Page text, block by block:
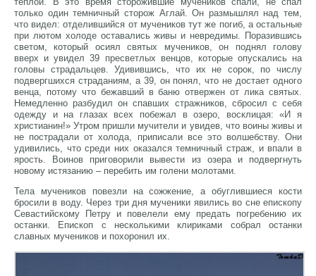
только один темничный сторож Аглай. Он размышлял над тем,
что видел: отделившийся от мучеников тут же погиб, а остальные
при лютом холоде оставались живы и невредимы. Поразившись
светом, который осиял святых мучеников, он поднял голову
вверх и увидел 39 пресветлых венцов, которые опускались на
головы страдальцев. Удивившись, что их не сорок, по числу
подвергшихся страданиям, а 39, он понял, что не достает одного
венца, потому что бежавший в баню отвержен от лика святых.
Немедленно разбудил он спавших стражников, сбросил с себя
одежду и на глазах всех побежал в озеро, восклицая: «И я
христианин!» Утром пришли мучители и увидев, что воины живы и
не пострадали от холода, приписали все это волшебству. Они
удивились, что среди них оказался темничный страж, и впали в
ярость. Воинов приговорили вывести из озера и подвергнуть
новому истязанию – перебить им голени молотами.
Тела мучеников повезли на сожжение, а обуглившиеся кости
бросили в воду. Через три дня мученики явились во сне епископу
Севастийскому Петру и повелели ему предать погребению их
останки. Епископ с несколькими клириками собрал останки
славных мучеников и похоронил их.